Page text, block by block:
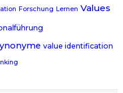
Forschung Lernen Values
value identification